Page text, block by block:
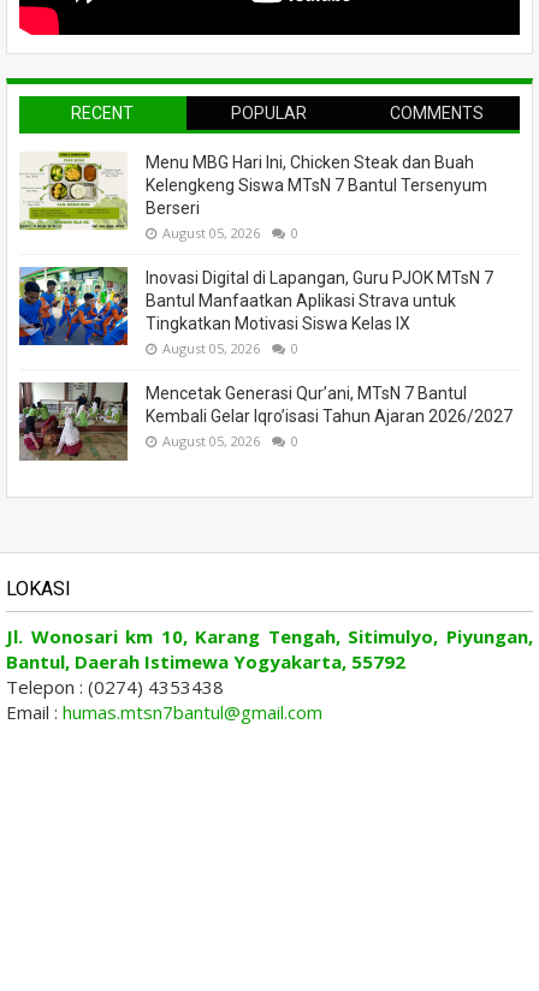
RECENT POPULAR COMMENTS
Menu MBG Hari Ini, Chicken Steak dan Buah
Kelengkeng Siswa MTsN 7 Bantul Tersenyum
Berseri
August 05, 2026 0
Inovasi Digital di Lapangan, Guru PJOK MTsN 7
Bantul Manfaatkan Aplikasi Strava untuk
Tingkatkan Motivasi Siswa Kelas IX
August 05, 2026 0
Mencetak Generasi Qur’ani, MTsN 7 Bantul
Kembali Gelar Iqro’isasi Tahun Ajaran 2026/2027
August 05, 2026 0
LOKASI
Jl. Wonosari km 10, Karang Tengah, Sitimulyo, Piyungan,
Bantul, Daerah Istimewa Yogyakarta, 55792
Telepon : (0274) 4353438
Email : humas.mtsn7bantul@gmail.com